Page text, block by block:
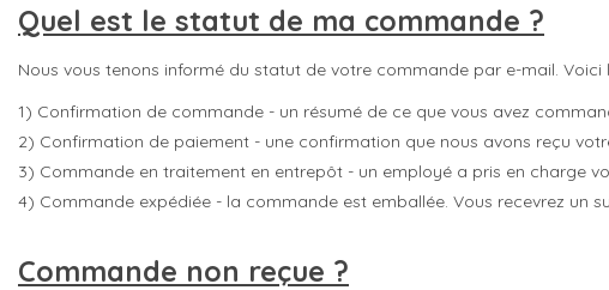
Quel est le statut de ma commande ?
Nous vous tenons informé du statut de votre commande par e-mail. Voici
1) Confirmation de commande - un résumé de ce que vous avez
2) Confirmation de paiement - une confirmation que nous avons reçu
3) Commande en traitement en entrepôt - un employé a pris en charge
4) Commande expédiée - la commande est emballée. Vous recevrez un
Commande non reçue ?